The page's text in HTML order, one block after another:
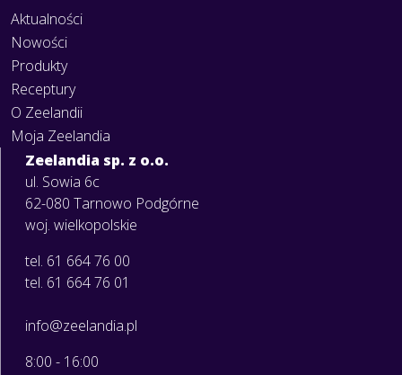
Aktualności
Nowości
Produkty
Receptury
O Zeelandii
Moja Zeelandia
Zeelandia sp. z o.o.
ul. Sowia 6c
62-080 Tarnowo Podgórne
woj. wielkopolskie
tel. 61 664 76 00
tel. 61 664 76 01
info@zeelandia.pl
8:00 - 16:00